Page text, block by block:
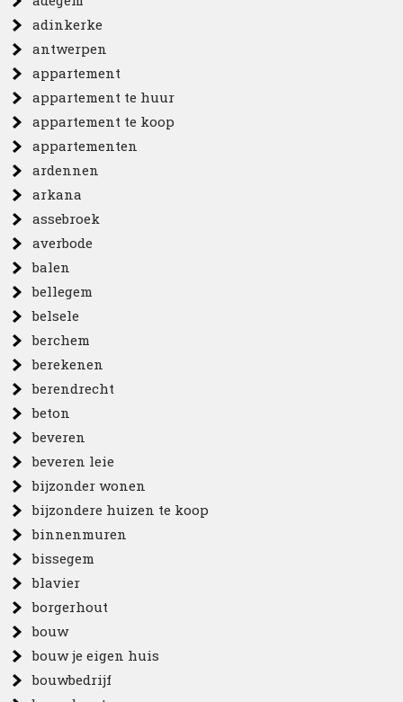
adinkerke
antwerpen
appartement
appartement te huur
appartement te koop
appartementen
ardennen
arkana
assebroek
averbode
balen
bellegem
belsele
berchem
berekenen
berendrecht
beton
beveren
beveren leie
bijzonder wonen
bijzondere huizen te koop
binnenmuren
bissegem
blavier
borgerhout
bouw
bouw je eigen huis
bouwbedrijf